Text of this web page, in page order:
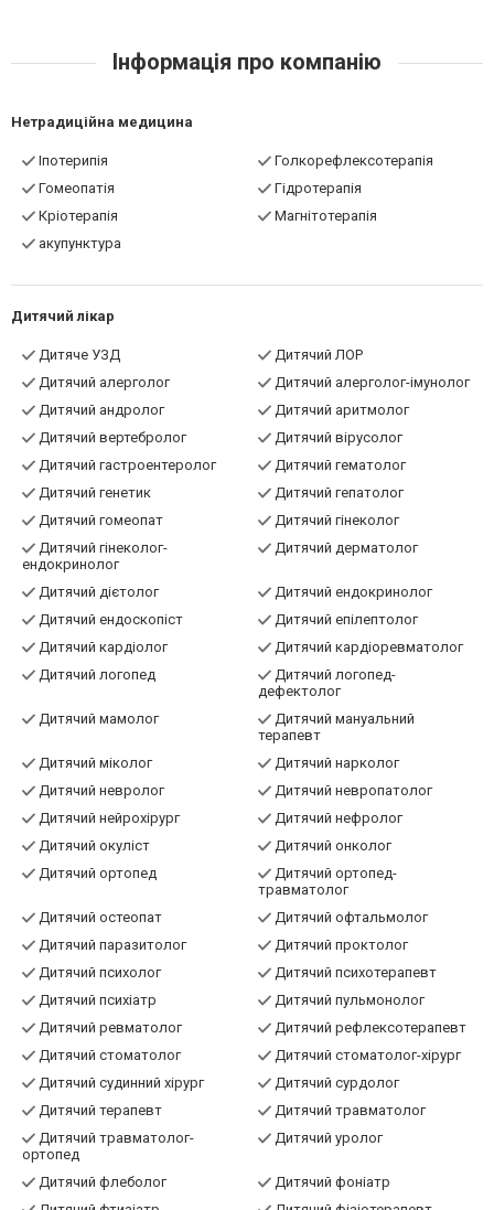
Нетрадиційна медицина
Іпотерипія
Голкорефлексотерапія
Гомеопатія
Гідротерапія
Кріотерапія
акупунктура
Дитячий лікар
Дитяче УЗД
Дитячий ЛОР
Дитячий алерголог
Дитячий алерголог-імунолог
Дитячий андролог
Дитячий аритмолог
Дитячий вертебролог
Дитячий вірусолог
Дитячий гастроентеролог
Дитячий гематолог
Дитячий генетик
Дитячий гепатолог
Дитячий гомеопат
Дитячий гінеколог
Дитячий гінеколог-
ендокринолог
Дитячий дерматолог
Дитячий дієтолог
Дитячий ендокринолог
Дитячий ендоскопіст
Дитячий епілептолог
Дитячий кардіолог
Дитячий кардіоревматолог
Дитячий логопед
Дитячий логопед-
дефектолог
Дитячий мамолог
Дитячий мануальний
терапевт
Дитячий міколог
Дитячий нарколог
Дитячий невролог
Дитячий невропатолог
Дитячий нейрохірург
Дитячий нефролог
Дитячий окуліст
Дитячий онколог
Дитячий ортопед
Дитячий ортопед-
травматолог
Дитячий остеопат
Дитячий офтальмолог
Дитячий паразитолог
Дитячий проктолог
Дитячий психолог
Дитячий психотерапевт
Дитячий психіатр
Дитячий пульмонолог
Дитячий ревматолог
Дитячий рефлексотерапевт
Дитячий стоматолог
Дитячий стоматолог-хірург
Дитячий судинний хірург
Дитячий сурдолог
Дитячий терапевт
Дитячий травматолог
Дитячий травматолог-
ортопед
Дитячий уролог